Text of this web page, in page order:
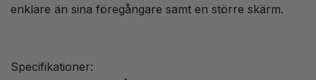
enklare än sina föregångare samt en större skärm.
Specifikationer: